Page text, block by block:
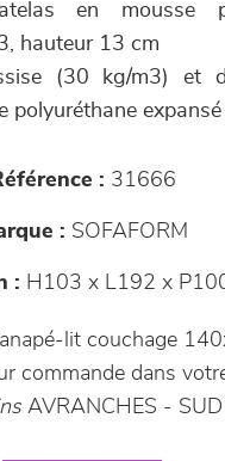
en mousse
hauteur 13 cm
(30 kg/m3) et
polyuréthane expansé
: 31666
: SOFAFORM
: H103 x L192 x
lit couchage
commande dans
AVRANCHES -